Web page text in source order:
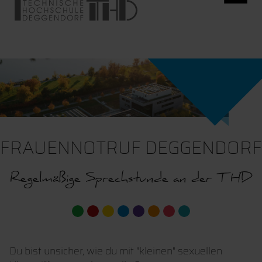
FRAUENNOTRUF DEGGENDORF
Regelmäßige Sprechstunde an der THD
Du bist unsicher, wie du mit "kleinen" sexuellen